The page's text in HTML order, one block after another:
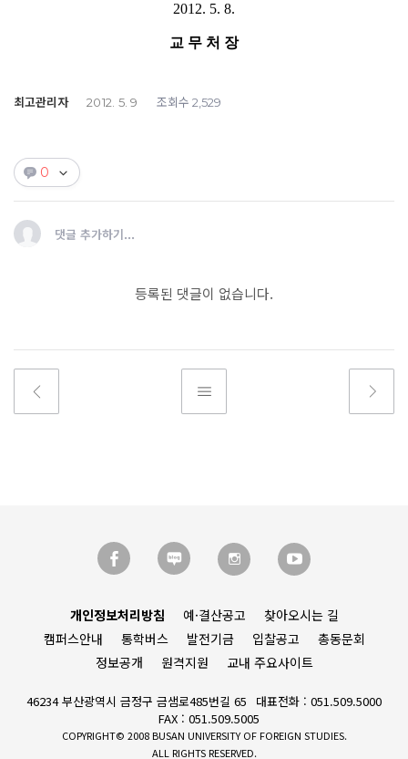
2012. 5. 8.
교 무 처 장
최고관리자 2012. 5. 9 조회수 2,529
0
댓글 추가하기...
등록된 댓글이 없습니다.
개인정보처리방침 예·결산공고
찾아오시는 길
캠퍼스안내
통학버스 발전기금 입찰공고
총동문회
정보공개
원격지원 교내 주요사이트
46234 부산광역시 금정구 금샘로485번길 65
대표전화 : 051.509.5000
FAX : 051.509.5005
COPYRIGHT© 2008 BUSAN UNIVERSITY OF FOREIGN STUDIES.
ALL RIGHTS RESERVED.